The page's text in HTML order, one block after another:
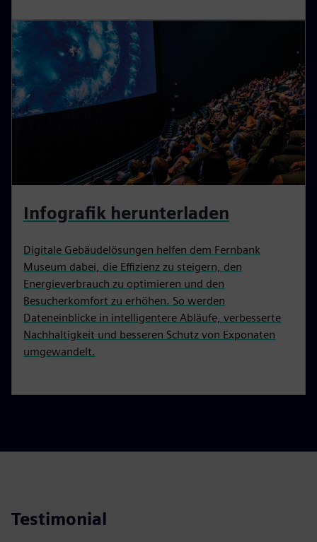
Infografik herunterladen
Digitale Gebäudelösungen helfen dem Fernbank
Museum dabei, die Effizienz zu steigern, den
Energieverbrauch zu optimieren und den
Besucherkomfort zu erhöhen. So werden
Dateneinblicke in intelligentere Abläufe, verbesserte
Nachhaltigkeit und besseren Schutz von Exponaten
umgewandelt.
Testimonial